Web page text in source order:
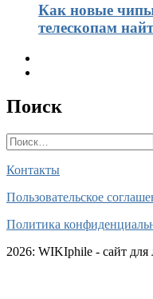
Как новые
телескопам
Поиск
Найти:
Контакты
Пользовательское
Политика
2026: WIKIphile - сайт